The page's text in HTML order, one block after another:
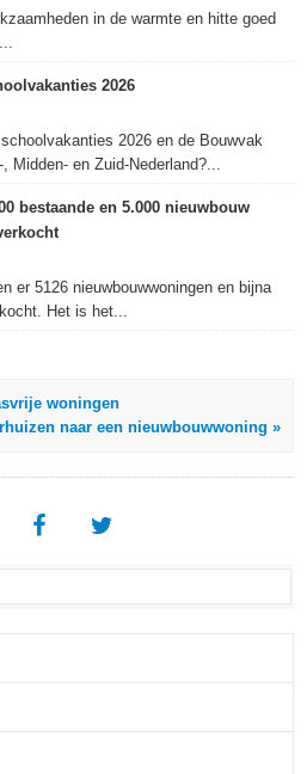
in de warmte en hitte goed
2026
2026 en de Bouwvak
Midden- en Zuid-Nederland?...
bestaande en 5.000 nieuwbouw
er 5126 nieuwbouwwoningen en bijna
Het is het...
woningen
naar een nieuwbouwwoning »